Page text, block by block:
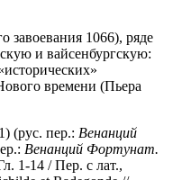
завоевания 1066), ряде
и вайсенбургскую:
времени (Пьера
(рус. пер.: Венанций
Венанций Фортунат.
1-14 / Пер. с лат.,